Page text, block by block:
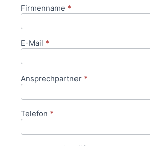
Anfrageformular
Firmenname *
E-Mail *
Ansprechpartner *
Telefon *